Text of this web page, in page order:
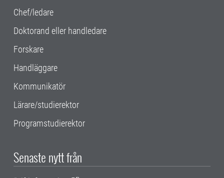
Chef/ledare
Doktorand eller handledare
Forskare
Handläggare
Kommunikatör
Lärare/studierektor
Programstudierektor
Senaste nytt från